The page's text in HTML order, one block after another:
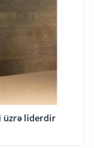
üzrə liderdir